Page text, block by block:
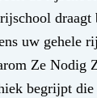
uw gehele
Ze
begrijpt